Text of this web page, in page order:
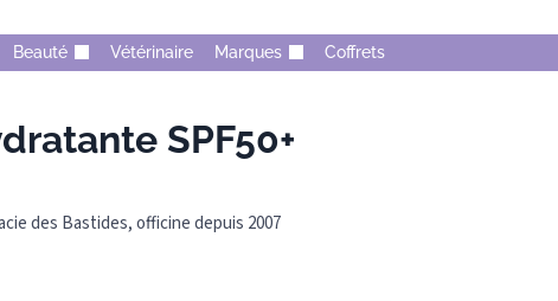
Beauté Vétérinaire Marques Coffrets
SPF50+
des Bastides, officine depuis 2007